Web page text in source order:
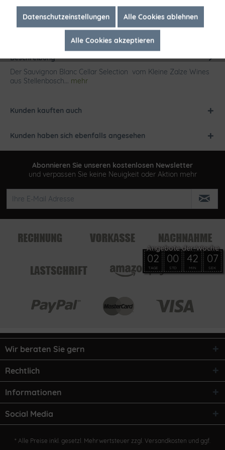
Beschreibung
Der Sauvignon Blanc Cellar Selection vom Kleine Zalze Wines
aus Stellenbosch... mehr
Kunden kauften auch
Kunden haben sich ebenfalls angesehen
Abonnieren Sie unseren kostenlosen Newsletter
und verpassen Sie keine Neuigkeit oder Aktion mehr
Wir beraten Sie gern
Rechtlich
Informationen
Social Media
* Alle Preise inkl. gesetzl. Mehrwertsteuer zzgl. Versandkosten und ggf.
Marketing Inaktiv
Datenschutzeinstellungen Alle Cookies ablehnen
Alle Cookies akzeptieren
02
TAGE
00
STD
42
MIN
07
SEK